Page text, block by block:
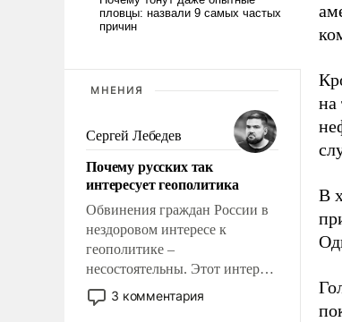
МНЕНИЯ
Сергей Лебедев
Почему русских так
интересует геополитика
Обвинения граждан России в
нездоровом интересе к
геополитике –
несостоятельны. Этот интерес
рационален и прагматичен. Он
обусловлен тысячелетним
3 комментария
на
В